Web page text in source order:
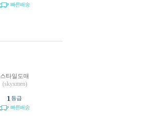
빠른배송
스타일도매
(skyxmen)
1 등급
빠른배송